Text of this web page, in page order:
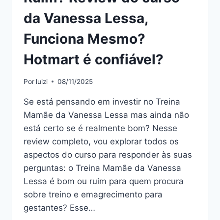
da Vanessa Lessa,
Funciona Mesmo?
Hotmart é confiável?
Por luizi 08/11/2025
Se está pensando em investir no Treina
Mamãe da Vanessa Lessa mas ainda não
está certo se é realmente bom? Nesse
review completo, vou explorar todos os
aspectos do curso para responder às suas
perguntas: o Treina Mamãe da Vanessa
Lessa é bom ou ruim para quem procura
sobre treino e emagrecimento para
gestantes? Esse…